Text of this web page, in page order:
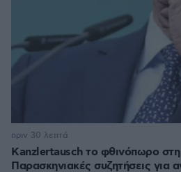
Kanzlertausch το φθινόπωρο στη
Παρασκηνιακές συζητήσεις για
πριν 30 λεπτά